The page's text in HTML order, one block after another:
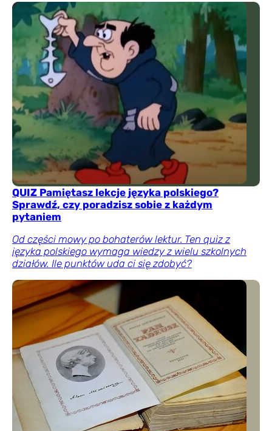
QUIZ Pamiętasz lekcje języka polskiego?
Sprawdź, czy poradzisz sobie z każdym
pytaniem
Od części mowy po bohaterów lektur. Ten quiz z
języka polskiego wymaga wiedzy z wielu szkolnych
działów. Ile punktów uda ci się zdobyć?